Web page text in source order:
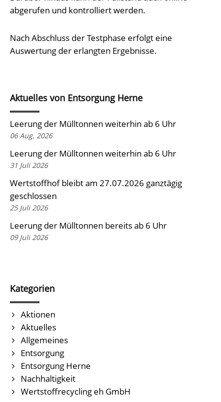
abgerufen und kontrolliert werden.
Nach Abschluss der Testphase erfolgt eine
Auswertung der erlangten Ergebnisse.
Aktuelles von Entsorgung Herne
Leerung der Mülltonnen weiterhin ab 6 Uhr
06 Aug. 2026
Leerung der Mülltonnen weiterhin ab 6 Uhr
31 Juli 2026
Wertstoffhof bleibt am 27.07.2026 ganztägig
geschlossen
25 Juli 2026
Leerung der Mülltonnen bereits ab 6 Uhr
09 Juli 2026
Kategorien
Aktionen
Aktuelles
Allgemeines
Entsorgung
Entsorgung Herne
Nachhaltigkeit
Wertstoffrecycling eh GmbH